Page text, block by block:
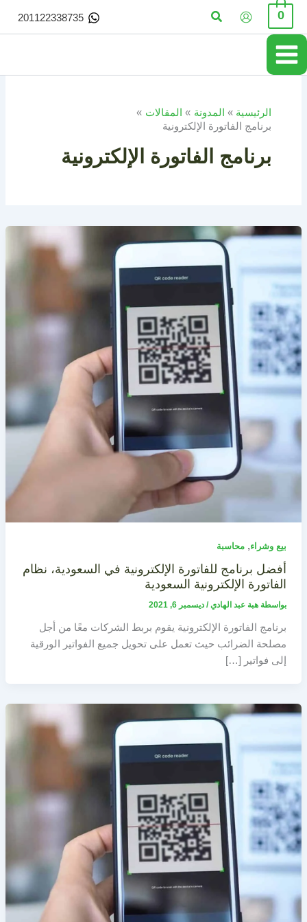
تخطي
المحتوى
0 البحث 201122338735
الرئيسية المدونة
المقالات
برنامج الفاتورة الإلكترونية
برنامج الفاتورة الإلكترونية
بيع وشراء, محاسبة
أفضل برنامج للفاتورة الإلكترونية في السعودية، نظام
الفاتورة الإلكترونية السعودية
بواسطة هبة عبد الهادي/ ديسمبر 6, 2021
برنامج الفاتورة الإلكترونية يقوم بربط الشركات معًا من أجل
مصلحة الضرائب حيث تعمل على تحويل جميع الفواتير الورقية
إلى فواتير […]